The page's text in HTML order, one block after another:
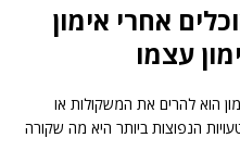
אחרי אימון
עצמו
הוא להרים את המשקולות או
הנפוצות ביותר היא מה שקורה